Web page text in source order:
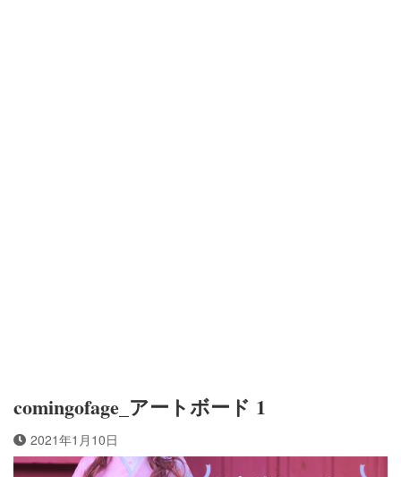
comingofage_アートボード 1
2021年1月10日